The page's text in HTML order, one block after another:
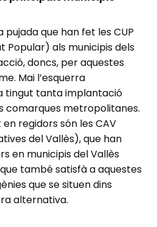
pujada que han fet les CUP
Popular) als municipis dels
doncs, per aquestes
Mai l’esquerra
tingut tanta implantació
comarques metropolitanes.
regidors són les CAV
del Vallès), que han
en municipis del Vallès
també satisfà a aquestes
que se situen dins
alternativa.